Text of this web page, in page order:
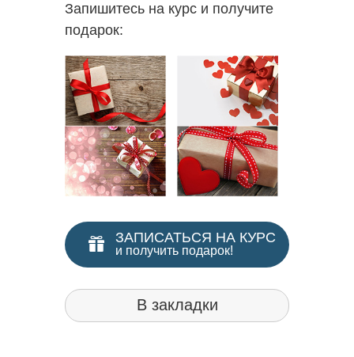
Запишитесь на курс и получите
подарок:
ЗАПИСАТЬСЯ НА КУРС
и получить подарок!
В закладки